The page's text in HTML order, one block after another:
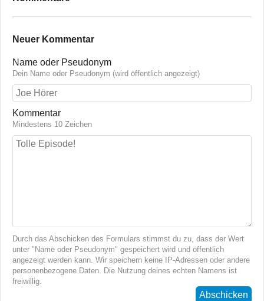
Neuer Kommentar
Name oder Pseudonym
Dein Name oder Pseudonym (wird öffentlich angezeigt)
Kommentar
Mindestens 10 Zeichen
Durch das Abschicken des Formulars stimmst du zu, dass der Wert
unter "Name oder Pseudonym" gespeichert wird und öffentlich
angezeigt werden kann. Wir speichern keine IP-Adressen oder andere
personenbezogene Daten. Die Nutzung deines echten Namens ist
freiwillig.
Abschicken